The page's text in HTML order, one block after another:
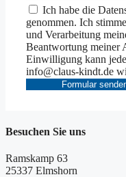
Ich habe die
genommen. Ich
und Verarbeitung
Beantwortung meiner
Einwilligung kann
info@claus-kindt.de
Formular
Besuchen Sie uns
Ramskamp 63
25337 Elmshorn